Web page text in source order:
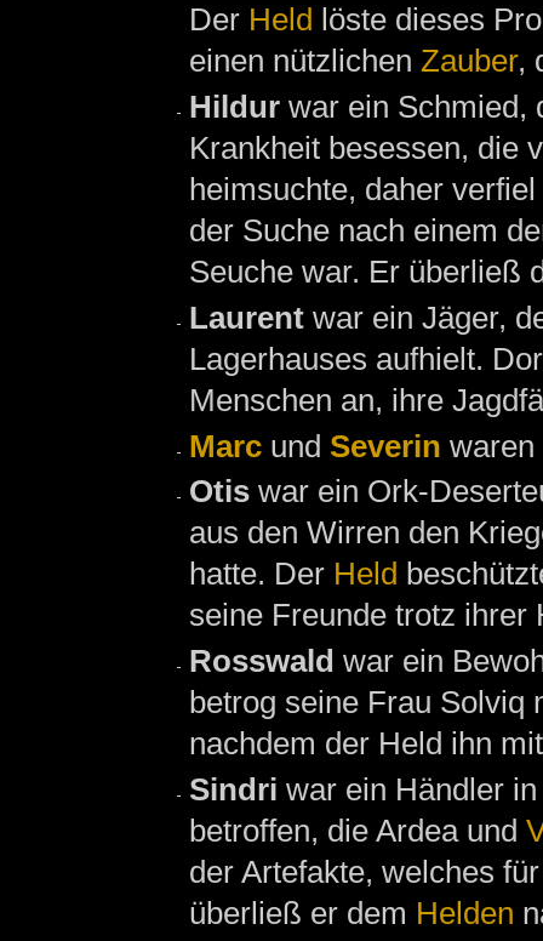
Der Held löste dieses
einen nützlichen Zauber,
Hildur war ein Schmied,
Krankheit besessen, die
heimsuchte, daher
der Suche nach einem
Seuche war. Er überließ
Laurent war ein Jäger,
Lagerhauses aufhielt.
Menschen an, ihre
Marc und Severin
Otis war ein Ork-
aus den Wirren den
hatte. Der Held
seine Freunde trotz ihrer
Rosswald war ein
betrog seine Frau Solviq
nachdem der Held ihn
Sindri war ein Händler in
betroffen, die Ardea und
der Artefakte, welches
überließ er dem Helden